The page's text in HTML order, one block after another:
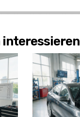
interessieren